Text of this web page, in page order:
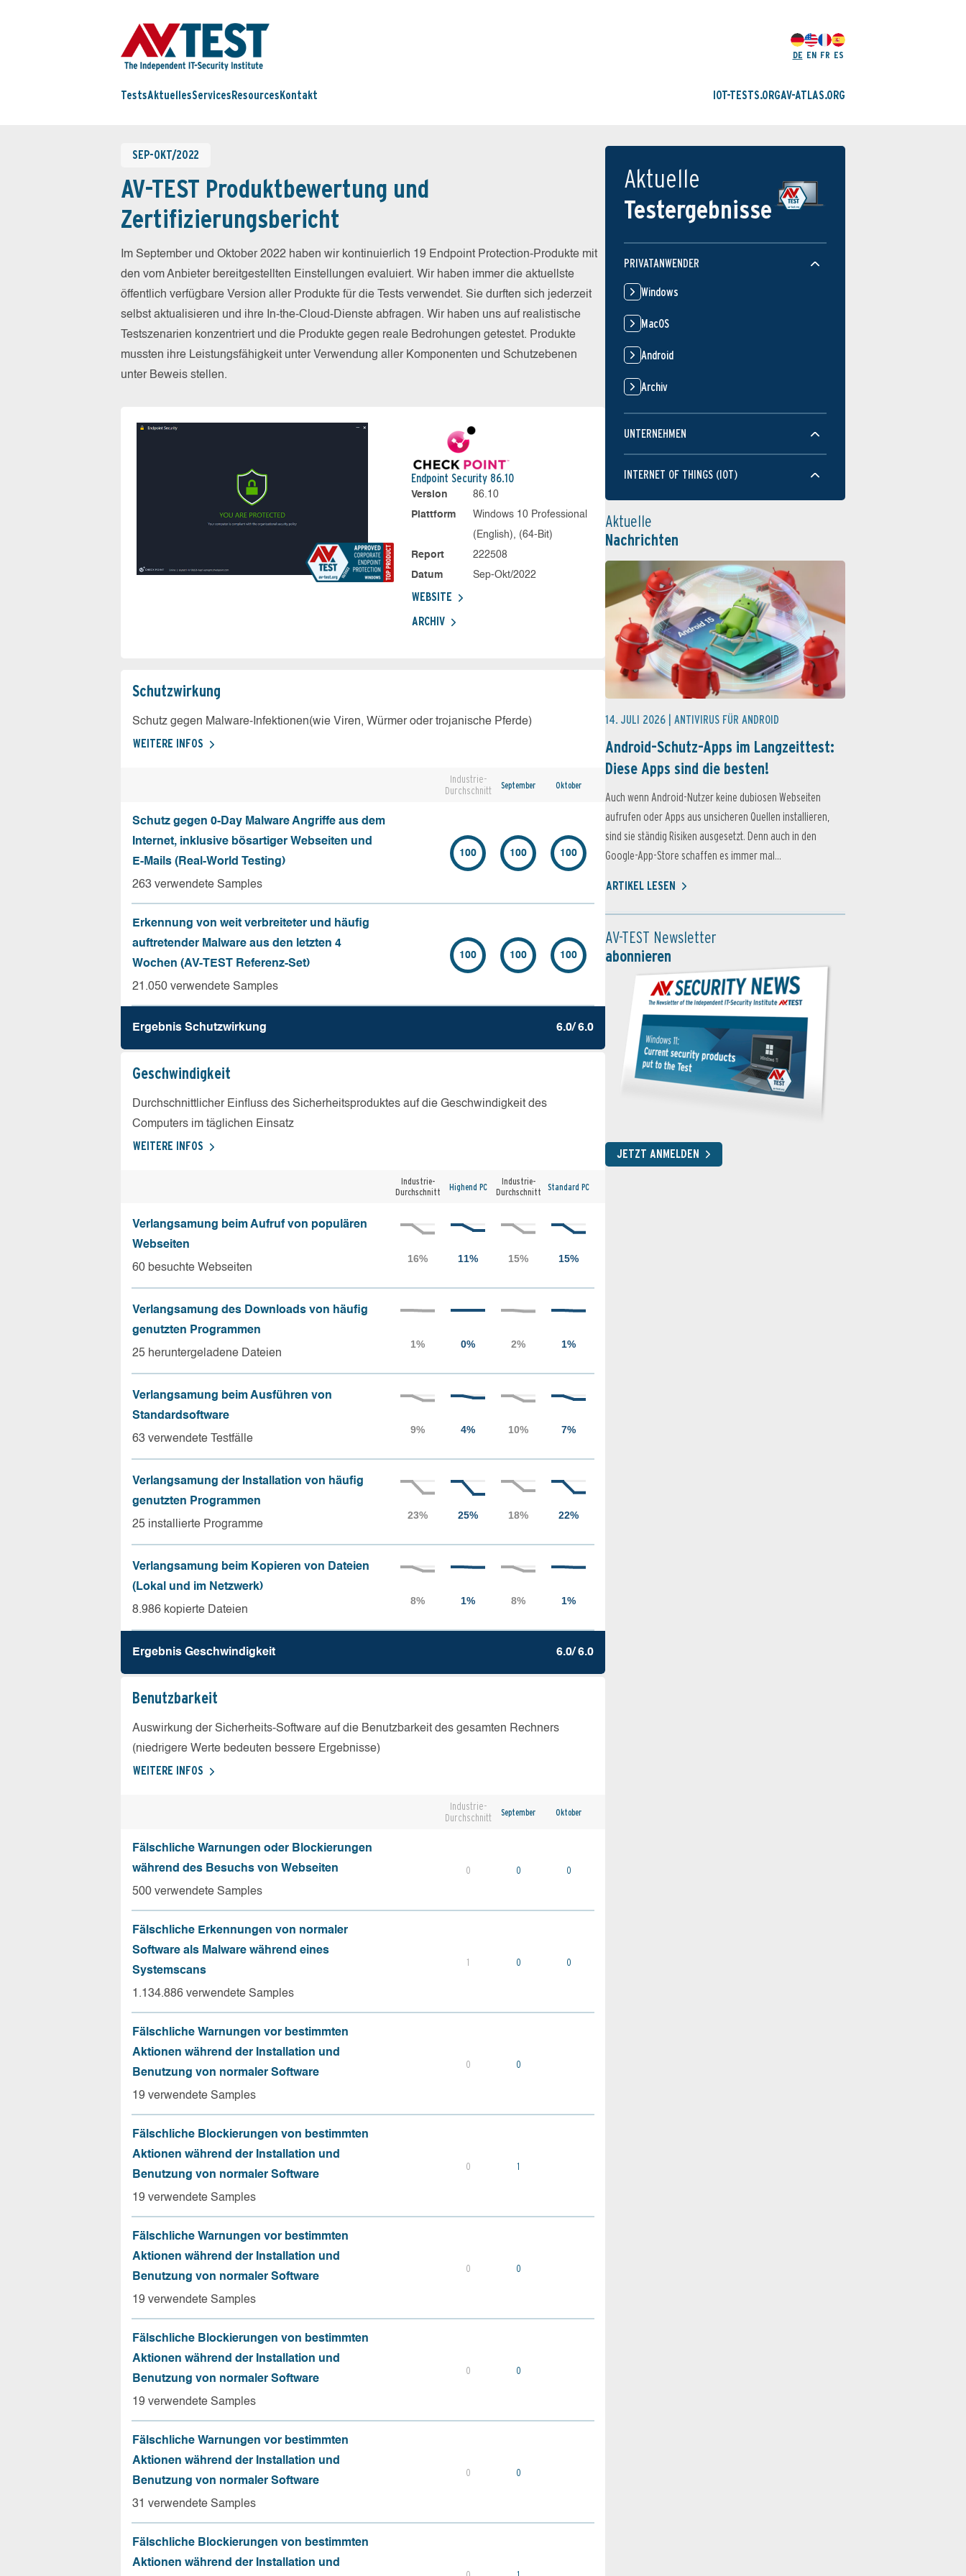
DE EN FR ES
TestsAktuellesServices Resources Kontakt IOT-TESTS.ORGAV-ATLAS.ORG
SEP-OKT/2022
AV-TEST Produktbewertung und
Zertifizierungsbericht
Im September und Oktober 2022 haben wir kontinuierlich 19 Endpoint Protection-Produkte mit
den vom Anbieter bereitgestellten Einstellungen evaluiert. Wir haben immer die aktuellste
öffentlich verfügbare Version aller Produkte für die Tests verwendet. Sie durften sich jederzeit
selbst aktualisieren und ihre In-the-Cloud-Dienste abfragen. Wir haben uns auf realistische
Testszenarien konzentriert und die Produkte gegen reale Bedrohungen getestet. Produkte
mussten ihre Leistungsfähigkeit unter Verwendung aller Komponenten und Schutzebenen
unter Beweis stellen.
Endpoint Security 86.10
Version
86.10
Plattform
Windows 10 Professional
(English), (64-Bit)
Report
222508
Datum
Sep-Okt/2022
WEBSITE
ARCHIV
Schutz­wirkung
Schutz gegen Malware-Infektionen(wie Viren, Würmer oder trojanische Pferde)
WEITERE INFOS
Industrie-
Durchschnitt
September Oktober
Schutz gegen 0-Day Malware Angriffe aus dem
Internet, inklusive bösartiger Webseiten und
E-Mails (Real-World Testing)
263 verwendete Samples
100 100 100
Erkennung von weit verbreiteter und häufig
auftretender Malware aus den letzten 4
Wochen (AV-TEST Referenz-Set)
21.050 verwendete Samples
100 100 100
Ergebnis Schutz­wirkung 6.0/ 6.0
Geschw­indigkeit
Durchschnittlicher Einfluss des Sicherheitsproduktes auf die Geschwindigkeit des
Computers im täglichen Einsatz
WEITERE INFOS
Industrie-
Durchschnitt
Highend PC
Industrie-
Durchschnitt
Standard PC
Verlangsamung beim Aufruf von populären
Webseiten
60 besuchte Webseiten
Verlangsamung des Downloads von häufig
genutzten Programmen
25 heruntergeladene Dateien
Verlangsamung beim Ausführen von
Standardsoftware
63 verwendete Testfälle
Verlangsamung der Installation von häufig
genutzten Programmen
25 installierte Programme
Verlangsamung beim Kopieren von Dateien
(Lokal und im Netzwerk)
8.986 kopierte Dateien
Ergebnis Geschw­indigkeit 6.0/ 6.0
Benutz­barkeit
Auswirkung der Sicherheits-Software auf die Benutzbarkeit des gesamten Rechners
(niedrigere Werte bedeuten bessere Ergebnisse)
WEITERE INFOS
Industrie-
Durchschnitt
September Oktober
Fälschliche Warnungen oder Blockierungen
während des Besuchs von Webseiten
500 verwendete Samples
0 0 0
Fälschliche Erkennungen von normaler
Software als Malware während eines
Systemscans
1.134.886 verwendete Samples
1 0 0
Fälschliche Warnungen vor bestimmten
Aktionen während der Installation und
Benutzung von normaler Software
19 verwendete Samples
0 0
Fälschliche Blockierungen von bestimmten
Aktionen während der Installation und
Benutzung von normaler Software
19 verwendete Samples
0 1
Fälschliche Warnungen vor bestimmten
Aktionen während der Installation und
Benutzung von normaler Software
19 verwendete Samples
0 0
Fälschliche Blockierungen von bestimmten
Aktionen während der Installation und
Benutzung von normaler Software
19 verwendete Samples
0 0
Fälschliche Warnungen vor bestimmten
Aktionen während der Installation und
Benutzung von normaler Software
31 verwendete Samples
0 0
Fälschliche Blockierungen von bestimmten
Aktionen während der Installation und
Aktuelle
Testergebnisse
PRIVATANWENDER
Windows
MacOS
Android
Archiv
UNTERNEHMEN
INTERNET OF THINGS (IOT)
Aktuelle
Nachrichten
14. JULI 2026 | ANTIVIRUS FÜR ANDROID
Android-Schutz-Apps im Langzeittest:
Diese Apps sind die besten!
Auch wenn Android-Nutzer keine dubiosen Webseiten
aufrufen oder Apps aus unsicheren Quellen installieren,
sind sie ständig Risiken ausgesetzt. Denn auch in den
Google-App-Store schaffen es immer mal...
ARTIKEL LESEN
AV-TEST Newsletter
abonnieren
JETZT ANMELDEN